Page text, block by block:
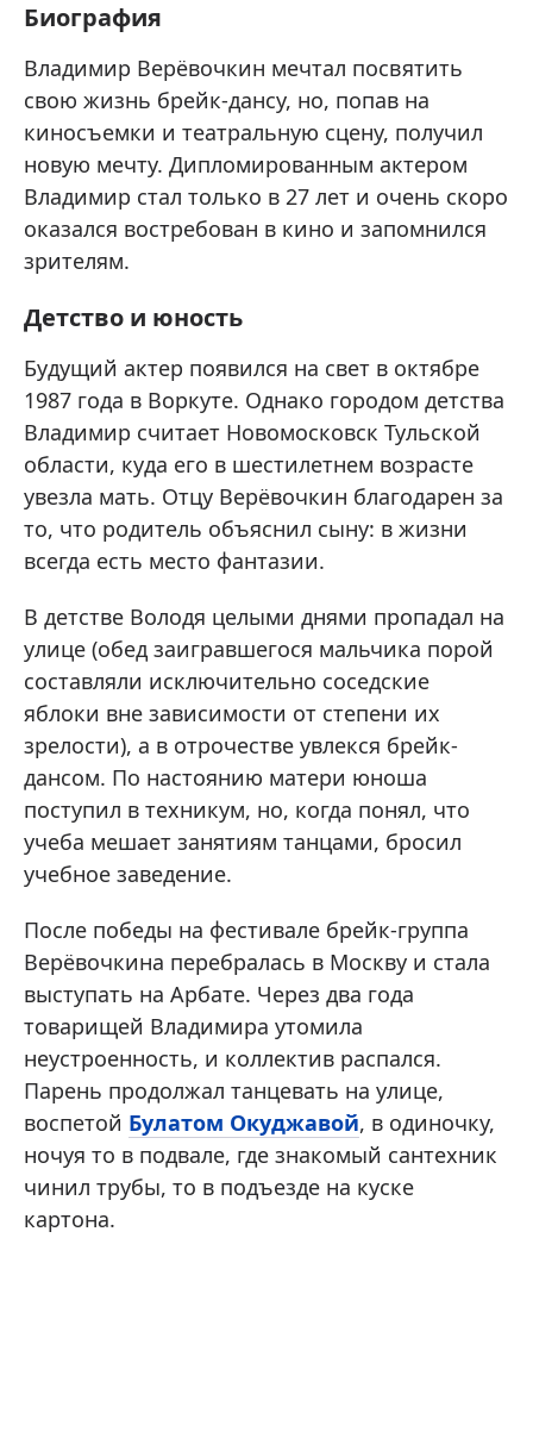
Биография
Владимир Верёвочкин мечтал посвятить
свою жизнь брейк-дансу, но, попав на
киносъемки и театральную сцену, получил
новую мечту. Дипломированным актером
Владимир стал только в 27 лет и очень скоро
оказался востребован в кино и запомнился
зрителям.
Детство и юность
Будущий актер появился на свет в октябре
1987 года в Воркуте. Однако городом детства
Владимир считает Новомосковск Тульской
области, куда его в шестилетнем возрасте
увезла мать. Отцу Верёвочкин благодарен за
то, что родитель объяснил сыну: в жизни
всегда есть место фантазии.
В детстве Володя целыми днями пропадал на
улице (обед заигравшегося мальчика порой
составляли исключительно соседские
яблоки вне зависимости от степени их
зрелости), а в отрочестве увлекся брейк-
дансом. По настоянию матери юноша
поступил в техникум, но, когда понял, что
учеба мешает занятиям танцами, бросил
учебное заведение.
После победы на фестивале брейк-группа
Верёвочкина перебралась в Москву и стала
выступать на Арбате. Через два года
товарищей Владимира утомила
неустроенность, и коллектив распался.
Парень продолжал танцевать на улице,
воспетой Булатом Окуджавой, в одиночку,
ночуя то в подвале, где знакомый сантехник
чинил трубы, то в подъезде на куске
картона.